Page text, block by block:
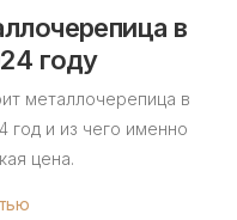
в
году
металлочерепица в
год и из чего именно
цена.